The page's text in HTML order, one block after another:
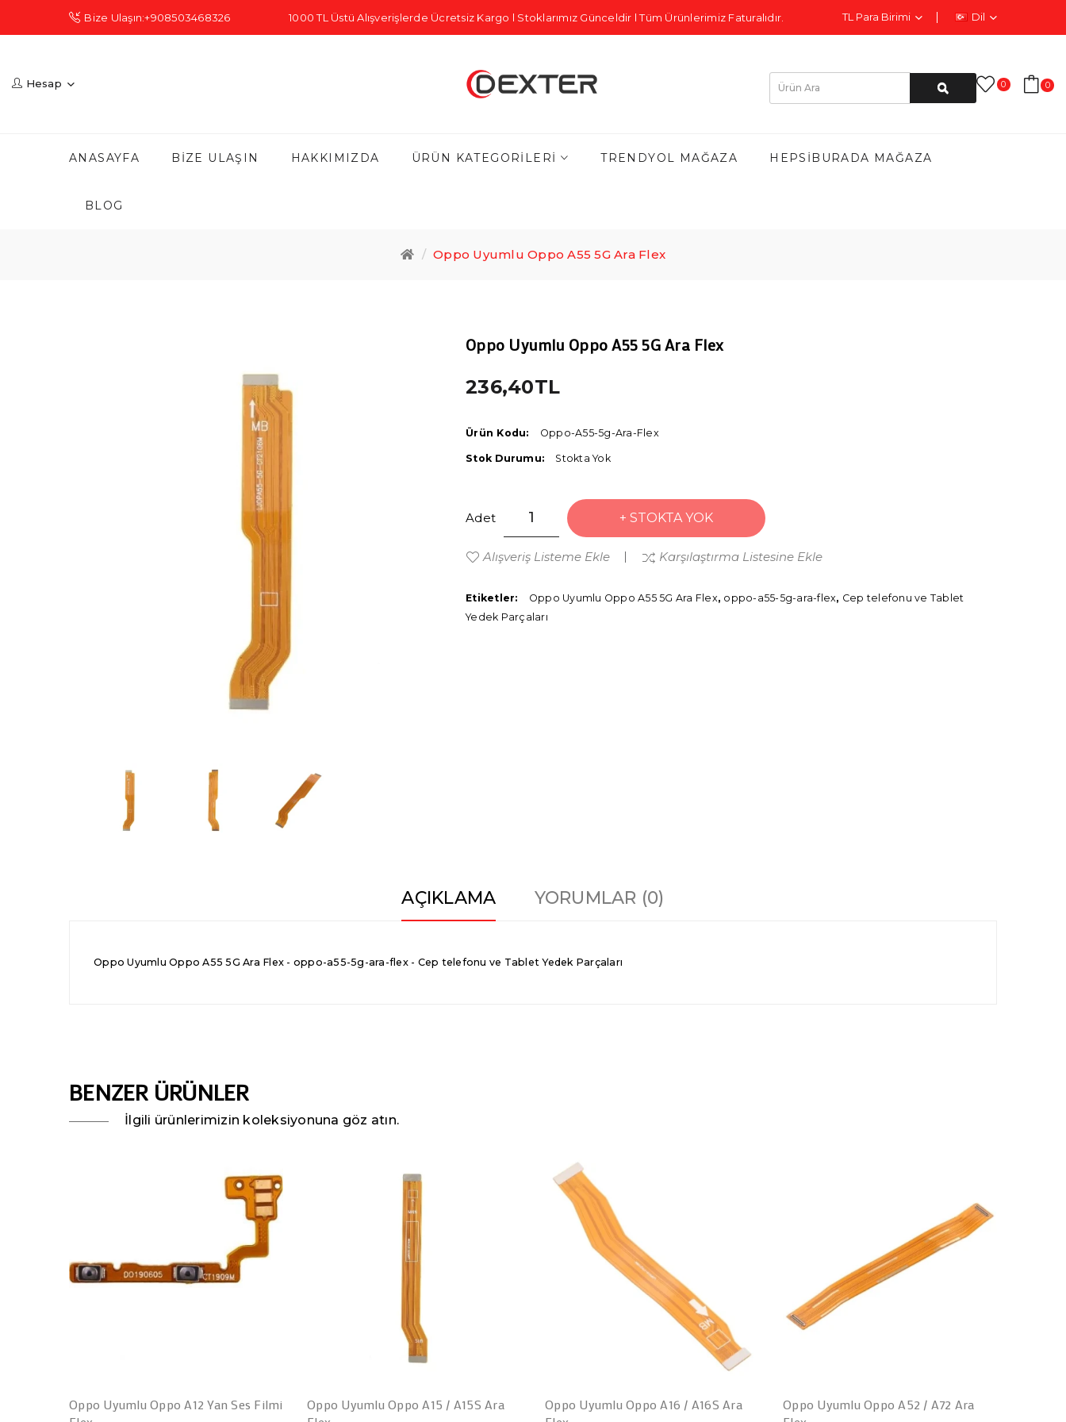
Bize Ulaşın:+908503468326 1000 TL Üstü Alışverişlerde Ücretsiz Kargo l Stoklarımız Günceldir l Tüm Ürünlerimiz Faturalıdır. TL Para Birimi Dil
Hesap 0 0
ANASAYFA BIZE ULAŞIN HAKKIMIZDA ÜRÜN KATEGORILERI TRENDYOL MAĞAZA HEPSIBURADA MAĞAZA
BLOG
Oppo Uyumlu Oppo A55 5G Ara Flex
Oppo Uyumlu Oppo A55 5G Ara Flex
236,40TL
Ürün Kodu: Oppo-A55-5g-Ara-Flex
Stok Durumu: Stokta Yok
Adet STOKTA YOK
Alışveriş Listeme Ekle Karşılaştırma Listesine Ekle
Etiketler: Oppo Uyumlu Oppo A55 5G Ara Flex, oppo-a55-5g-ara-flex, Cep telefonu ve Tablet
Yedek Parçaları
AÇIKLAMA YORUMLAR (0)
Oppo Uyumlu Oppo A55 5G Ara Flex - oppo-a55-5g-ara-flex - Cep telefonu ve Tablet Yedek Parçaları
BENZER ÜRÜNLER
İlgili ürünlerimizin koleksiyonuna göz atın.
Oppo Uyumlu Oppo A12 Yan Ses Filmi
Oppo Uyumlu Oppo A15 / A15S Ara
Oppo Uyumlu Oppo A16 / A16S Ara
Oppo Uyumlu Oppo A52 / A72 Ara